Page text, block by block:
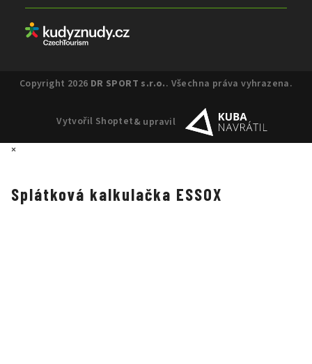
Copyright 2026 DR SPORT s.r.o.. Všechna práva vyhrazena.
Vytvořil Shoptet& upravil
×
Splátková kalkulačka ESSOX